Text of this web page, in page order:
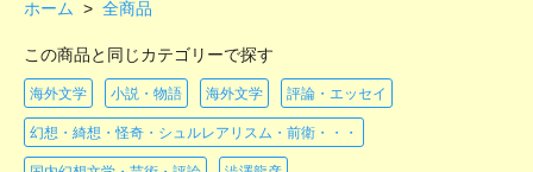
ホーム > 全商品
この商品と同じカテゴリーで探す
海外文学 小説・物語 海外文学 評論・エッセイ
幻想・綺想・怪奇・シュルレアリスム・前衛・・・